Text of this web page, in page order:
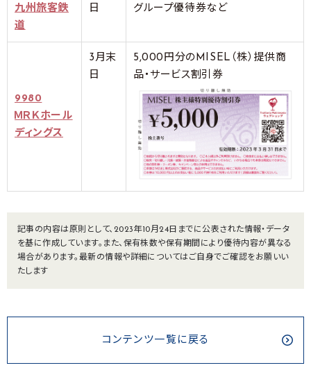
九州旅客鉄
道
日
グループ優待券など
9980
ＭＲＫホール
ディングス
3月末
日
5,000円分のMISEL（株）提供商
品・サービス割引券
記事の内容は原則として、2023年10月24日までに公表された情報・データ
を基に作成しています。また、保有株数や保有期間により優待内容が異なる
場合があります。最新の情報や詳細についてはご自身でご確認をお願いい
たします
コンテンツ一覧に戻る